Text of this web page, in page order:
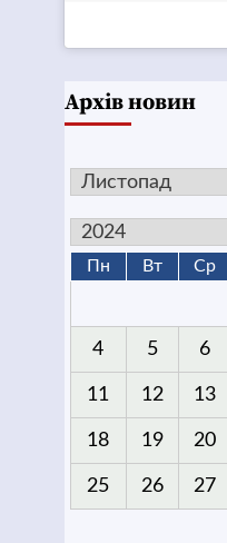
Архів новин
Пн Вт Ср
4 5 6
11 12 13
18 19 20
25 26 27